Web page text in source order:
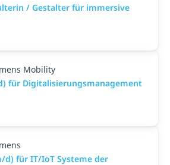
/ Gestalter für immersive
Mobility
für Digitalisierungsmanagement
für IT/IoT Systeme der